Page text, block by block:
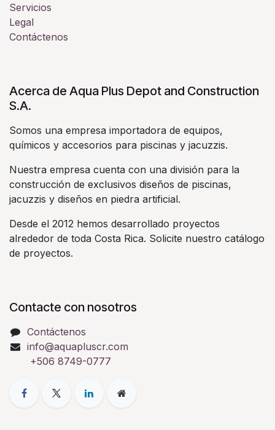
Servicios
Legal
Contáctenos
Acerca de Aqua Plus Depot and Construction
S.A.
Somos una empresa importadora de equipos,
químicos y accesorios para piscinas y jacuzzis.
Nuestra empresa cuenta con una división para la
construcción de exclusivos diseños de piscinas,
jacuzzis y diseños en piedra artificial.
Desde el 2012 hemos desarrollado proyectos
alrededor de toda Costa Rica. Solicite nuestro catálogo
de proyectos.
Contacte con nosotros
Contáctenos
info@aquapluscr.com
+506 8749-0777